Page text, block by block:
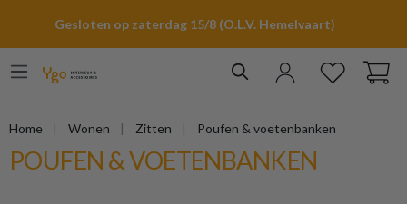
Gesloten op zaterdag 15/8 (O.L.V. Hemelvaart)
Home Wonen Zitten Poufen & voetenbanken
POUFEN & VOETENBANKEN